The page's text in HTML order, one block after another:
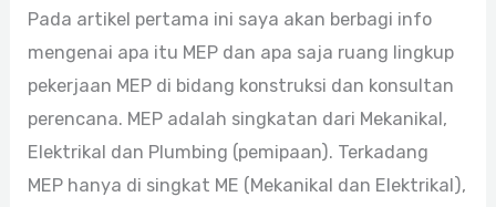
Pada artikel pertama ini saya akan berbagi info
mengenai apa itu MEP dan apa saja ruang lingkup
pekerjaan MEP di bidang konstruksi dan konsultan
perencana. MEP adalah singkatan dari Mekanikal,
Elektrikal dan Plumbing (pemipaan). Terkadang
MEP hanya di singkat ME (Mekanikal dan Elektrikal),